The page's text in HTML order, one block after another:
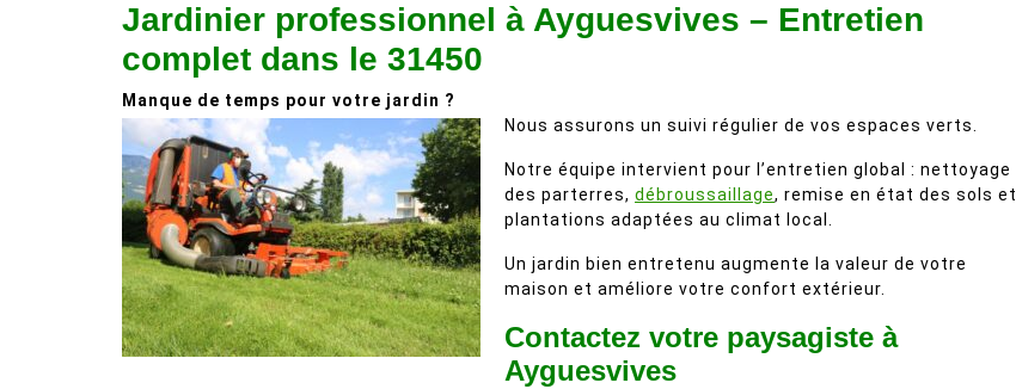
Jardinier professionnel à Ayguesvives – Entretien
complet dans le 31450
Manque de temps pour votre jardin ?
Nous assurons un suivi régulier de vos espaces verts.
Notre équipe intervient pour l’entretien global : nettoyage
des parterres, débroussaillage, remise en état des sols et
plantations adaptées au climat local.
Un jardin bien entretenu augmente la valeur de votre
maison et améliore votre confort extérieur.
Contactez votre paysagiste à
Ayguesvives